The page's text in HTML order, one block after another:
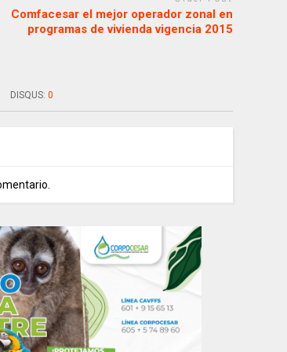
Comfacesar el mejor operador zonal en
programas de vivienda vigencia 2015
DISQUS: 0